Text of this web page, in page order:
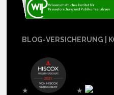
BLOG-VERSICHERUNG |
★ ★